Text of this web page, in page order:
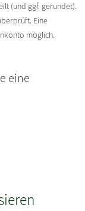
(und ggf. gerundet).
Eine
möglich.
eine